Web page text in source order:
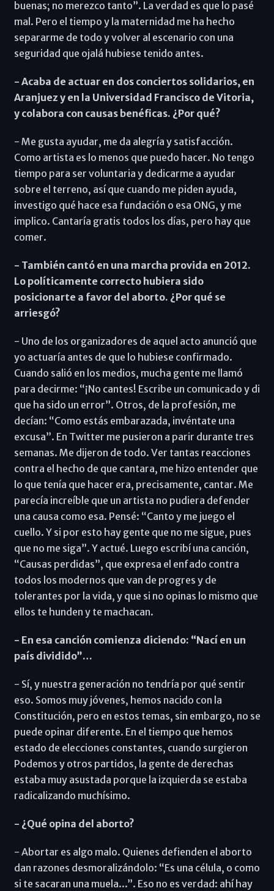
buenas; no merezco tanto”. La verdad es que lo pasé
mal. Pero el tiempo y la maternidad me ha hecho
separarme de todo y volver al escenario con una
seguridad que ojalá hubiese tenido antes.
- Acaba de actuar en dos conciertos solidarios, en
Aranjuez y en la Universidad Francisco de Vitoria,
y colabora con causas benéficas. ¿Por qué?
- Me gusta ayudar, me da alegría y satisfacción.
Como artista es lo menos que puedo hacer. No tengo
tiempo para ser voluntaria y dedicarme a ayudar
sobre el terreno, así que cuando me piden ayuda,
investigo qué hace esa fundación o esa ONG, y me
implico. Cantaría gratis todos los días, pero hay que
comer.
- También cantó en una marcha provida en 2012.
Lo políticamente correcto hubiera sido
posicionarte a favor del aborto. ¿Por qué se
arriesgó?
- Uno de los organizadores de aquel acto anunció que
yo actuaría antes de que lo hubiese confirmado.
Cuando salió en los medios, mucha gente me llamó
para decirme: “¡No cantes! Escribe un comunicado y di
que ha sido un error”. Otros, de la profesión, me
decían: “Como estás embarazada, invéntate una
excusa”. En Twitter me pusieron a parir durante tres
semanas. Me dijeron de todo. Ver tantas reacciones
contra el hecho de que cantara, me hizo entender que
lo que tenía que hacer era, precisamente, cantar. Me
parecía increíble que un artista no pudiera defender
una causa como esa. Pensé: “Canto y me juego el
cuello. Y si por esto hay gente que no me sigue, pues
que no me siga”. Y actué. Luego escribí una canción,
“Causas perdidas”, que expresa el enfado contra
todos los modernos que van de progres y de
tolerantes por la vida, y que si no opinas lo mismo que
ellos te hunden y te machacan.
- En esa canción comienza diciendo: “Nací en un
país dividido”…
- Sí, y nuestra generación no tendría por qué sentir
eso. Somos muy jóvenes, hemos nacido con la
Constitución, pero en estos temas, sin embargo, no se
puede opinar diferente. En el tiempo que hemos
estado de elecciones constantes, cuando surgieron
Podemos y otros partidos, la gente de derechas
estaba muy asustada porque la izquierda se estaba
radicalizando muchísimo.
- ¿Qué opina del aborto?
- Abortar es algo malo. Quienes defienden el aborto
dan razones desmoralizándolo: “Es una célula, o como
si te sacaran una muela...”. Eso no es verdad: ahí hay